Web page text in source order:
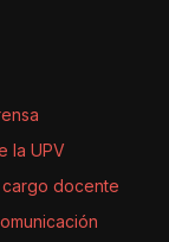
la UPV
cargo docente